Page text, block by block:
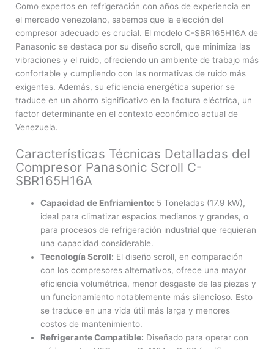
Como expertos en refrigeración con años de experiencia en
el mercado venezolano, sabemos que la elección del
compresor adecuado es crucial. El modelo C-SBR165H16A de
Panasonic se destaca por su diseño scroll, que minimiza las
vibraciones y el ruido, ofreciendo un ambiente de trabajo más
confortable y cumpliendo con las normativas de ruido más
exigentes. Además, su eficiencia energética superior se
traduce en un ahorro significativo en la factura eléctrica, un
factor determinante en el contexto económico actual de
Venezuela.
Características Técnicas Detalladas del
Compresor Panasonic Scroll C-
SBR165H16A
Capacidad de Enfriamiento: 5 Toneladas (17.9 kW),
ideal para climatizar espacios medianos y grandes, o
para procesos de refrigeración industrial que requieran
una capacidad considerable.
Tecnología Scroll: El diseño scroll, en comparación
con los compresores alternativos, ofrece una mayor
eficiencia volumétrica, menor desgaste de las piezas y
un funcionamiento notablemente más silencioso. Esto
se traduce en una vida útil más larga y menores
costos de mantenimiento.
Refrigerante Compatible: Diseñado para operar con